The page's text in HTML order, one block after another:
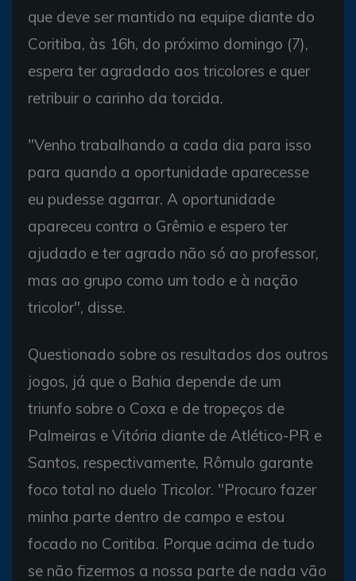
que deve ser mantido na equipe diante do
Coritiba, às 16h, do próximo domingo (7),
espera ter agradado aos tricolores e quer
retribuir o carinho da torcida.
"Venho trabalhando a cada dia para isso
para quando a oportunidade aparecesse
eu pudesse agarrar. A oportunidade
apareceu contra o Grêmio e espero ter
ajudado e ter agrado não só ao professor,
mas ao grupo como um todo e à nação
tricolor", disse.
Questionado sobre os resultados dos outros
jogos, já que o Bahia depende de um
triunfo sobre o Coxa e de tropeços de
Palmeiras e Vitória diante de Atlético-PR e
Santos, respectivamente, Rômulo garante
foco total no duelo Tricolor. "Procuro fazer
minha parte dentro de campo e estou
focado no Coritiba. Porque acima de tudo
se não fizermos a nossa parte de nada vão